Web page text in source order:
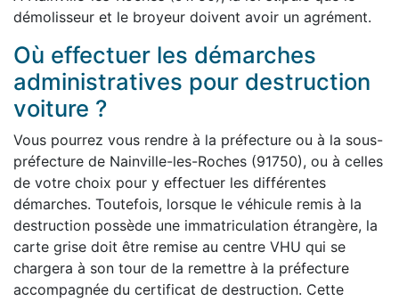
démolisseur et le broyeur doivent avoir un agrément.
Où effectuer les démarches
administratives pour destruction
voiture ?
Vous pourrez vous rendre à la préfecture ou à la sous-
préfecture de Nainville-les-Roches (91750), ou à celles
de votre choix pour y effectuer les différentes
démarches. Toutefois, lorsque le véhicule remis à la
destruction possède une immatriculation étrangère, la
carte grise doit être remise au centre VHU qui se
chargera à son tour de la remettre à la préfecture
accompagnée du certificat de destruction. Cette